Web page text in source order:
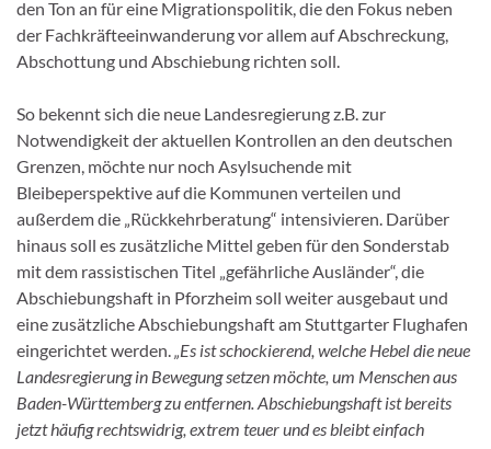
den Ton an für eine Migrationspolitik, die den Fokus neben
der Fachkräfteeinwanderung vor allem auf Abschreckung,
Abschottung und Abschiebung richten soll.
So bekennt sich die neue Landesregierung z.B. zur
Notwendigkeit der aktuellen Kontrollen an den deutschen
Grenzen, möchte nur noch Asylsuchende mit
Bleibeperspektive auf die Kommunen verteilen und
außerdem die „Rückkehrberatung“ intensivieren. Darüber
hinaus soll es zusätzliche Mittel geben für den Sonderstab
mit dem rassistischen Titel „gefährliche Ausländer“, die
Abschiebungshaft in Pforzheim soll weiter ausgebaut und
eine zusätzliche Abschiebungshaft am Stuttgarter Flughafen
eingerichtet werden.„Es ist schockierend, welche Hebel die neue
Landesregierung in Bewegung setzen möchte, um Menschen aus
Baden-Württemberg zu entfernen. Abschiebungshaft ist bereits
jetzt häufig rechtswidrig, extrem teuer und es bleibt einfach